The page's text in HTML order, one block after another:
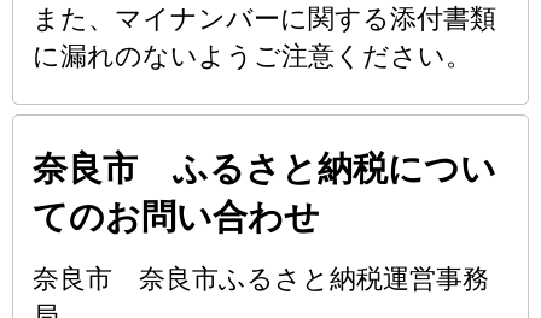
また、マイナンバーに関する添付書類
に漏れのないようご注意ください。
奈良市 ふるさと納税につい
てのお問い合わせ
奈良市 奈良市ふるさと納税運営事務